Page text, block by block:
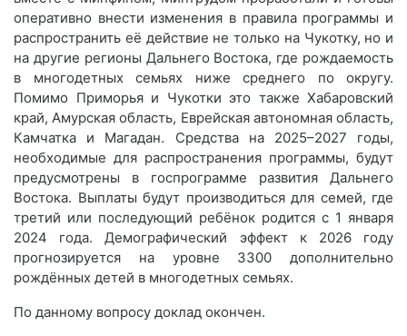
оперативно внести изменения в правила программы и
распространить её действие не только на Чукотку, но и
на другие регионы Дальнего Востока, где рождаемость
в многодетных семьях ниже среднего по округу.
Помимо Приморья и Чукотки это также Хабаровский
край, Амурская область, Еврейская автономная область,
Камчатка и Магадан. Средства на 2025–2027 годы,
необходимые для распространения программы, будут
предусмотрены в госпрограмме развития Дальнего
Востока. Выплаты будут производиться для семей, где
третий или последующий ребёнок родится с 1 января
2024 года. Демографический эффект к 2026 году
прогнозируется на уровне 3300 дополнительно
рождённых детей в многодетных семьях.
По данному вопросу доклад окончен.